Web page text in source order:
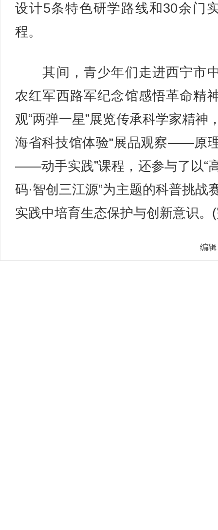
设计5条特色研学路线和30余门
程。
其间，青少年们走进西宁市
农红军西路军纪念馆感悟革命精
观“两弹一星”展览传承科学家精神
海省科技馆体验“展品观察——原
——动手实践”课程，还参与了以“
码·智创三江源”为主题的科普挑战
实践中培育生态保护与创新意识。
编